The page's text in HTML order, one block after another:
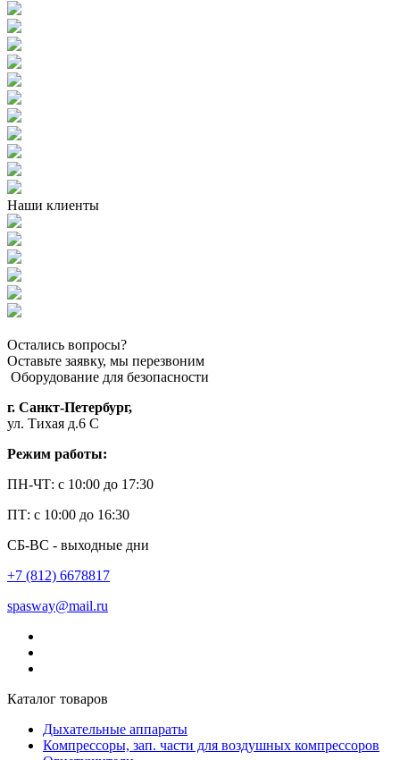
Наши клиенты
Остались вопросы?
Оставьте заявку, мы перезвоним
Оборудование для безопасности
г. Санкт-Петербург,
ул. Тихая д.6 С
Режим работы:
ПН-ЧТ: с 10:00 до 17:30
ПТ: с 10:00 до 16:30
СБ-ВС - выходные дни
+7 (812) 6678817
spasway@mail.ru
Каталог товаров
Дыхательные аппараты
Компрессоры, зап. части для воздушных компрессоров